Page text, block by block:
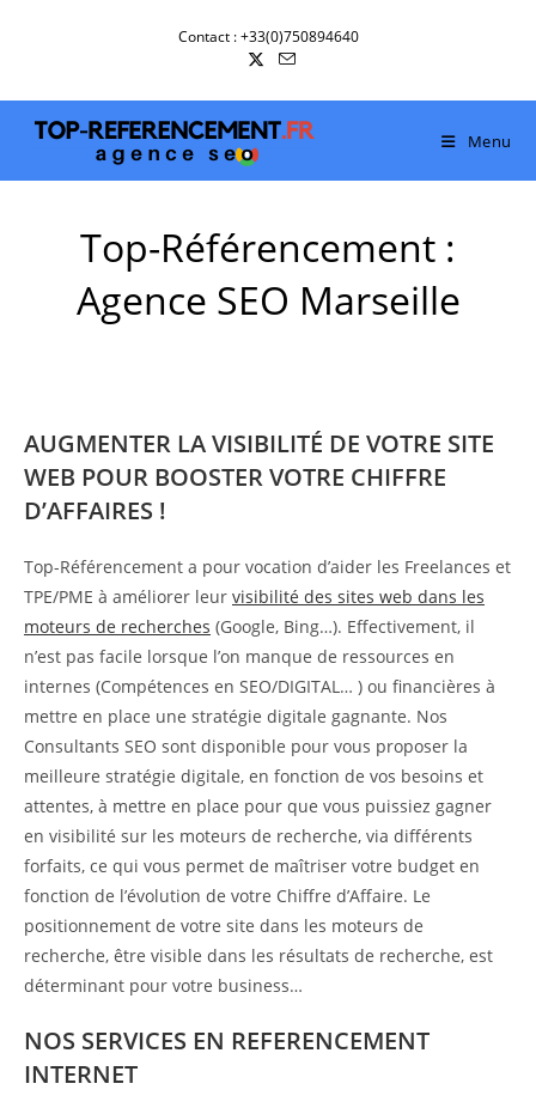
Contact : +33(0)750894640
Menu
Top-Référencement :
Agence SEO Marseille
AUGMENTER LA VISIBILITÉ DE VOTRE SITE
WEB POUR BOOSTER VOTRE CHIFFRE
D’AFFAIRES !
Top-Référencement a pour vocation d’aider les Freelances et
TPE/PME à améliorer leur visibilité des sites web dans les
moteurs de recherches (Google, Bing…). Effectivement, il
n’est pas facile lorsque l’on manque de ressources en
internes (Compétences en SEO/DIGITAL… ) ou financières à
mettre en place une stratégie digitale gagnante. Nos
Consultants SEO sont disponible pour vous proposer la
meilleure stratégie digitale, en fonction de vos besoins et
attentes, à mettre en place pour que vous puissiez gagner
en visibilité sur les moteurs de recherche, via différents
forfaits, ce qui vous permet de maîtriser votre budget en
fonction de l’évolution de votre Chiffre d’Affaire. Le
positionnement de votre site dans les moteurs de
recherche, être visible dans les résultats de recherche, est
déterminant pour votre business…
NOS SERVICES EN REFERENCEMENT
INTERNET